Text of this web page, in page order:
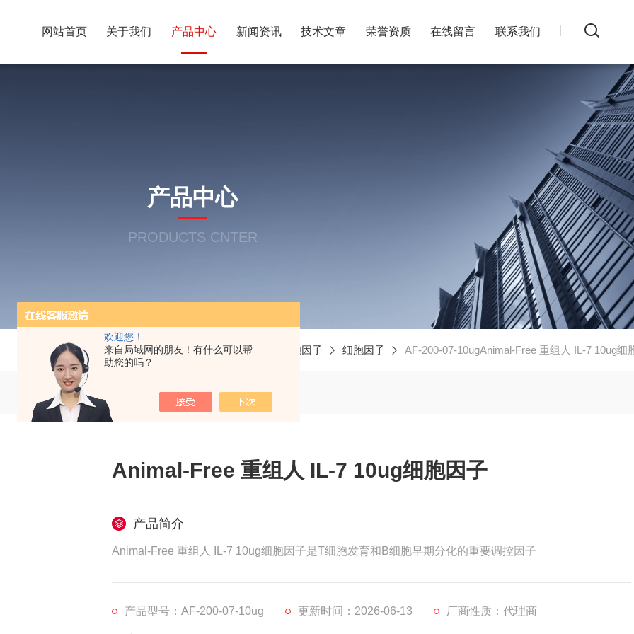
欢迎您！
来自局域网的朋友！有什么可以帮
助您的吗？
网站首页 关于我们 产品中心 新闻资讯 技术文章 荣誉资质 在线留言 联系我们
产品中心
PRODUCTS CNTER
当前位置：首页 产品中心 生长因子/细胞因子 细胞因子 AF-200-07-10ugAnimal-Free 重组人 IL-7 10ug细
Animal-Free 重组人 IL-7 10ug细胞因子
产品简介
Animal-Free 重组人 IL-7 10ug细胞因子是T细胞发育和B细胞早期分化的重要调控因子
产品型号：AF-200-07-10ug 更新时间：2026-06-13 厂商性质：代理商